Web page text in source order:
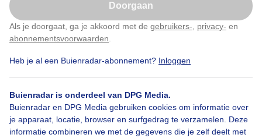
Doorgaan
Als je doorgaat, ga je akkoord met de gebruikers- privacy- en
abonnementsvoorwaarden
Heb je al een Buienradar-abonnement? Inloggen
Buienradar is onderdeel van DPG Media.
Buienradar en DPG Media gebruiken cookies om informatie over
je apparaat, locatie, browser en surfgedrag te verzamelen. Deze
informatie combineren we met de gegevens die je zelf deelt met
Door: ria brasser
Bekijk slideshow
Klik hierom dit aan te passen